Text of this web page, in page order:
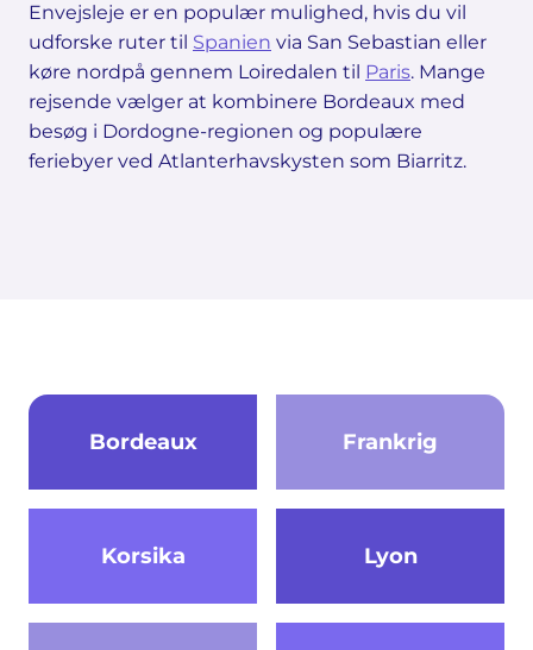
Envejsleje er en populær mulighed, hvis du vil
udforske ruter til Spanien via San Sebastian eller
køre nordpå gennem Loiredalen til Paris. Mange
rejsende vælger at kombinere Bordeaux med
besøg i Dordogne-regionen og populære
feriebyer ved Atlanterhavskysten som Biarritz.
Bordeaux Frankrig
Korsika Lyon